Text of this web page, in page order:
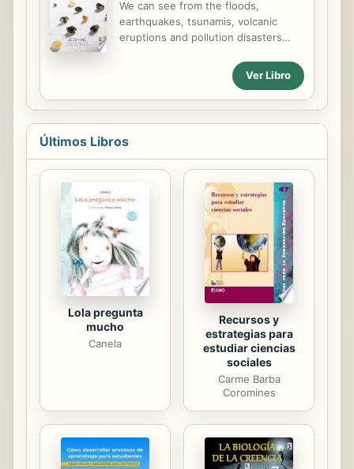
acidez e indigestión. Vea la
sorprendente conexión entre ingerir
agua y la prevención de la artritis. Se
enterará de los antioxidantes
disponibles contra el cáncer.
Aprenda cómo puede corregir las
arterias...
We can see from the floods,
earthquakes, tsunamis, volcanic
eruptions and pollution disasters
herself has given us tools that assist
in stabilizing the situation which
teach us how to turn our thoughts
her destruction. Crystals offer us
creative solutions.
Ver Libro
Últimos Libros
Lola pregunta
mucho
Canela
Recursos y
estrategias para
estudiar ciencias
sociales
Carme Barba
Coromines